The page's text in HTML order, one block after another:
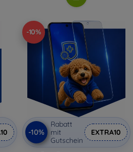
-10%
-10%
Rabatt
mit
Gutschein
EXTRA10